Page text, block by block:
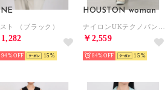
ト （ブラック）
1,282
94% 15
HOUSTON woman
￥2,559
84% 15